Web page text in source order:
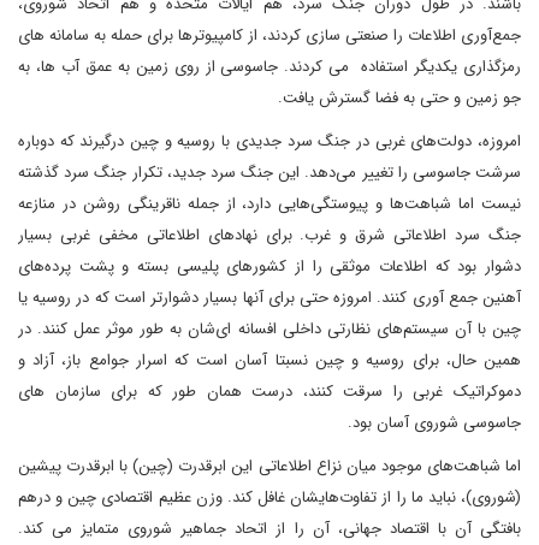
جمع‌آوری اطلاعات را صنعتی سازی کردند، از کامپیوترها برای حمله به سامانه های
رمزگذاری یکدیگر استفاده می کردند. جاسوسی از روی زمین به عمق آب ها، به
جو زمین و حتی به فضا گسترش یافت.
امروزه، دولت‌های غربی در جنگ سرد جدیدی با روسیه و چین درگیرند که دوباره
سرشت جاسوسی را تغییر می‌دهد. این جنگ سرد جدید، تکرار جنگ سرد گذشته
نیست اما شباهت‌ها و پیوستگی‌هایی دارد، از جمله ناقرینگی روشن در منازعه
جنگ سرد اطلاعاتی شرق و غرب. برای نهادهای اطلاعاتی مخفی غربی بسیار
دشوار بود که اطلاعات موثقی را از کشورهای پلیسی بسته‌ و پشت پرده‌های
آهنین جمع آوری کنند. امروزه حتی برای آنها بسیار دشوارتر است که در روسیه یا
چین با آن سیستم‌های نظارتی داخلی افسانه ای‌شان به طور موثر عمل کنند. در
همین حال، برای روسیه و چین نسبتا آسان است که اسرار جوامع باز، آزاد و
دموکراتیک غربی را سرقت کنند، درست همان طور که برای سازمان های
جاسوسی شوروی‌ آسان بود.
اما شباهت‌های موجود میان نزاع اطلاعاتی این ابرقدرت (چین) با ابرقدرت پیشین
(شوروی)، نباید ما را از تفاوت‌هایشان غافل کند. وزن عظیم اقتصادی چین و درهم
بافتگی آن با اقتصاد جهانی، آن را از اتحاد جماهیر شوروی متمایز می کند.